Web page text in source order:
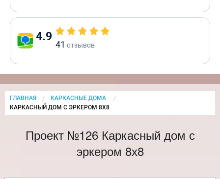
4.9
41 отзывов
ГЛАВНАЯ
КАРКАСНЫЕ ДОМА
CURRENT:
КАРКАСНЫЙ ДОМ С ЭРКЕРОМ 8Х8
Проект №126 Каркасный дом с
эркером 8х8